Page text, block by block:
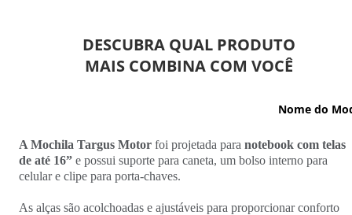
A Mochila Targus Motor foi projetada para notebook com telas
de até 16” e possui suporte para caneta, um bolso interno para
celular e clipe para porta-chaves.
As alças são acolchoadas e ajustáveis para proporcionar conforto